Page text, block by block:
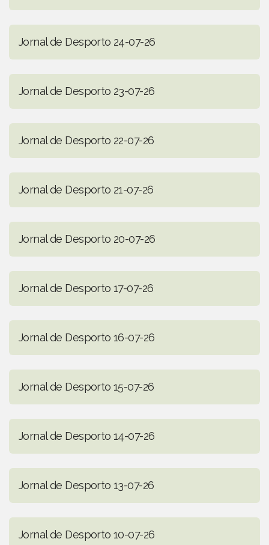
Jornal de Desporto 24-07-26
Jornal de Desporto 23-07-26
Jornal de Desporto 22-07-26
Jornal de Desporto 21-07-26
Jornal de Desporto 20-07-26
Jornal de Desporto 17-07-26
Jornal de Desporto 16-07-26
Jornal de Desporto 15-07-26
Jornal de Desporto 14-07-26
Jornal de Desporto 13-07-26
Jornal de Desporto 10-07-26